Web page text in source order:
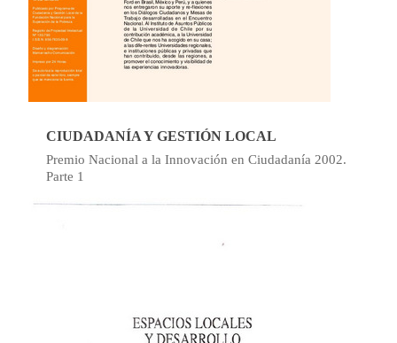
CIUDADANÍA Y GESTIÓN LOCAL
Premio Nacional a la Innovación en Ciudadanía 2002.
Parte 1